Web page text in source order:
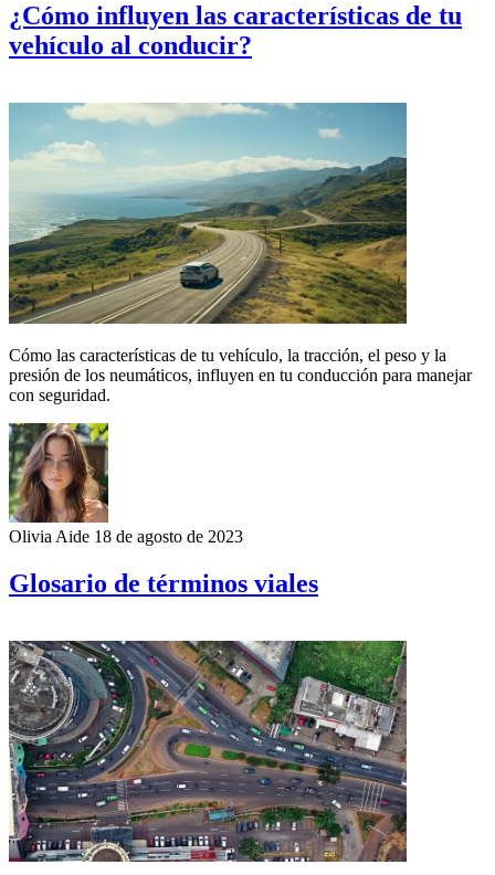
¿Cómo influyen las características de tu
vehículo al conducir?
Cómo las características de tu vehículo, la tracción, el peso y la
presión de los neumáticos, influyen en tu conducción para manejar
con seguridad.
Olivia Aide 18 de agosto de 2023
Glosario de términos viales